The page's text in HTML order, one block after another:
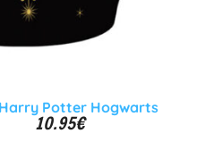
Potter Hogwarts
10.95€